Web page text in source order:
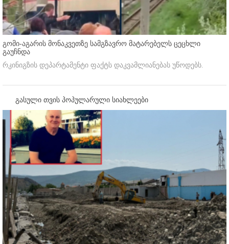
გომი-აგარის მონაკვეთზე სამგზავრო მატარებელს ცეცხლი
გაუჩნდა
რკინიგზის დეპარტამენტი ფაქტს დაკვამლიანებას უწოდებს.
გასული თვის პოპულარული სიახლეები